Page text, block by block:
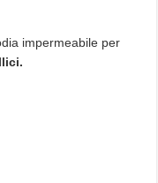
impermeabile per